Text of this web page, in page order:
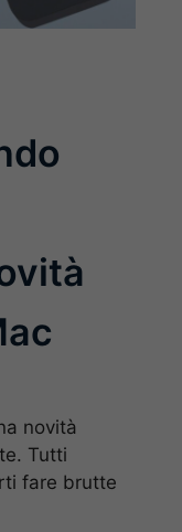
novità
Tutti
fare brutte